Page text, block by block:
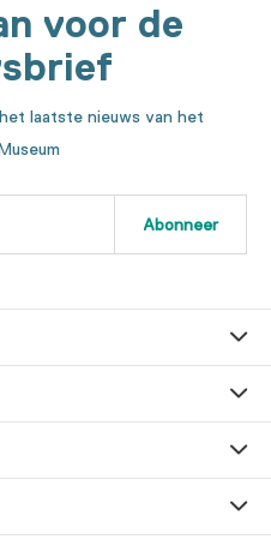
voor de
laatste nieuws van het
Abonneer